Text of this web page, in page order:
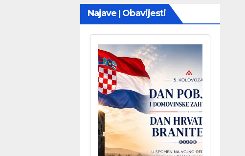
Najave | Obavijesti